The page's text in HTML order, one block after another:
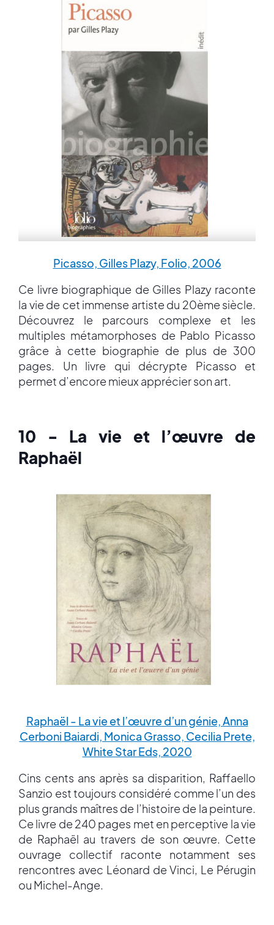
Picasso, Gilles Plazy, Folio, 2006
Ce livre biographique de Gilles Plazy raconte
la vie de cet immense artiste du 20ème siècle.
Découvrez le parcours complexe et les
multiples métamorphoses de Pablo Picasso
grâce à cette biographie de plus de 300
pages. Un livre qui décrypte Picasso et
permet d’encore mieux apprécier son art.
10 - La vie et l’œuvre de
Raphaël
Raphaël - La vie et l’œuvre d’un génie, Anna
Cerboni Baiardi, Monica Grasso, Cecilia Prete,
White Star Eds, 2020
Cins cents ans après sa disparition, Raffaello
Sanzio est toujours considéré comme l’un des
plus grands maîtres de l’histoire de la peinture.
Ce livre de 240 pages met en perceptive la vie
de Raphaël au travers de son œuvre. Cette
ouvrage collectif raconte notamment ses
rencontres avec Léonard de Vinci, Le Pérugin
ou Michel-Ange.